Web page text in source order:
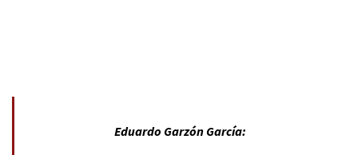
Eduardo Garzón García: